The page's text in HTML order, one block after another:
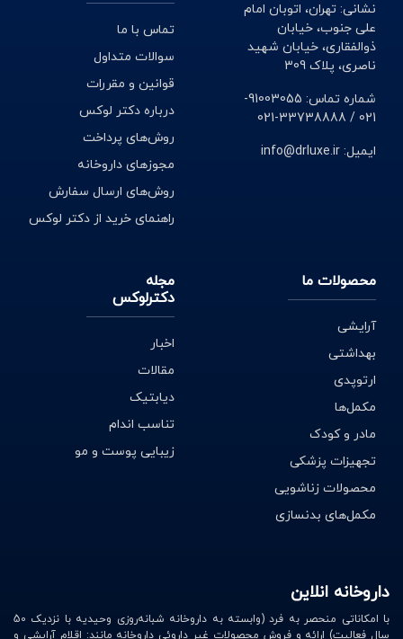
نشانی: تهران، اتوبان امام
علی جنوب، خیابان
ذوالفقاری، خیابان شهید
ناصری، پلاک 309
شماره تماس: 91003055-
021 / 33738888-021
ایمیل: info@drluxe.ir
تماس با ما
سوالات متداول
قوانین و مقررات
درباره دکتر لوکس
روش‌های پرداخت
مجوزهای داروخانه
روش‌های ارسال سفارش
راهنمای خرید از دکتر لوکس
محصولات ما
آرایشی
بهداشتی
ارتوپدی
مکمل‌ها
مادر و کودک
تجهیزات پزشکی
محصولات زناشویی
مکمل‌های بدنسازی
مجله
دکترلوکس
اخبار
مقالات
دیابتیک
تناسب اندام
زیبایی پوست و مو
داروخانه انلاین
با امکاناتی منحصر به فرد (وابسته به داروخانه شبانه‌روزی وحیدیه با نزدیک 50
سال فعالیت) ارائه و فروش محصولات غیر داروئی داروخانه مانند: اقلام آرایشی و